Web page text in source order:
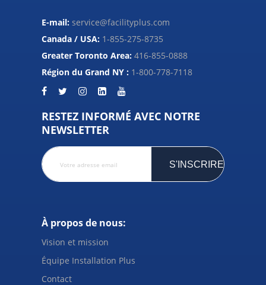
E-mail: service@facilityplus.com
Canada / USA: 1-855-275-8735
Greater Toronto Area: 416-855-0888
Région du Grand NY : 1-800-778-7118
RESTEZ INFORMÉ AVEC NOTRE
NEWSLETTER
À propos de nous:
Vision et mission
Équipe Installation Plus
Contact